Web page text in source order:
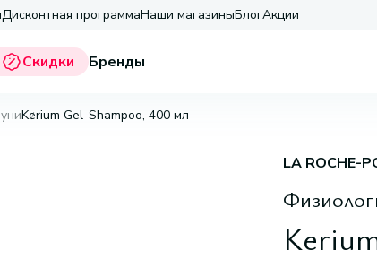
Дисконтная программаНаши магазиныБлогАкции
Скидки Бренды
Kerium Gel-Shampoo, 400 мл
LA ROCHE-